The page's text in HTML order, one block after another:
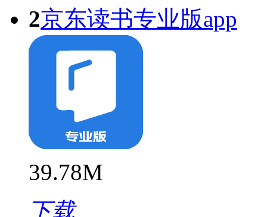
2京东读书专业版app
39.78M
下载